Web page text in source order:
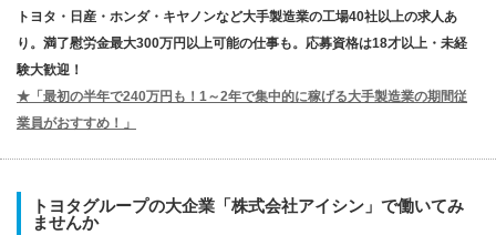
トヨタ・日産・ホンダ・キヤノンなど大手製造業の工場40社以上の求人あ
り。満了慰労金最大300万円以上可能の仕事も。応募資格は18才以上・未経
験大歓迎！
★「最初の半年で240万円も！1～2年で集中的に稼げる大手製造業の期間従
業員がおすすめ！」
トヨタグループの大企業「株式会社アイシン」で働いてみ
ませんか